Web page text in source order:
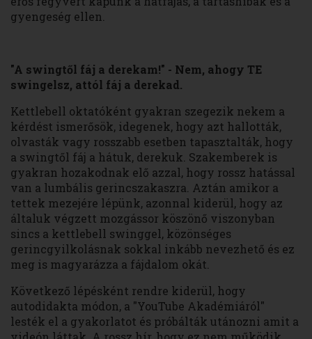
gyengeség ellen.
"A swingtől fáj a derekam!" - Nem, ahogy TE
swingelsz, attól fáj a derekad.
Kettlebell oktatóként gyakran szegezik nekem a
kérdést ismerősök, idegenek, hogy azt hallották,
olvasták vagy rosszabb esetben tapasztalták, hogy
a swingtől fáj a hátuk, derekuk. Szakemberek is
gyakran hozakodnak elő azzal, hogy rossz hatással
van a lumbális gerincszakaszra. Aztán amikor a
tettek mezejére lépünk, azonnal kiderül, hogy az
általuk végzett mozgássor köszönő viszonyban
sincs a kettlebell swinggel, közönséges
gerincgyilkolásnak sokkal inkább nevezhető és ez
meg is magyarázza a fájdalom okát.
Következő lépésként rendre kiderül, hogy
autodidakta módon, a "YouTube Akadémiáról"
lesték el a gyakorlatot és próbálták utánozni amit a